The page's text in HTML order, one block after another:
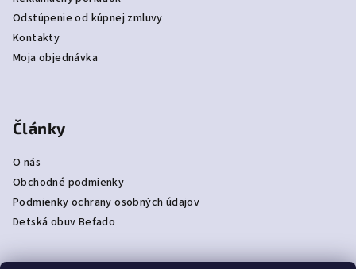
Odstúpenie od kúpnej zmluvy
Kontakty
Moja objednávka
Články
O nás
Obchodné podmienky
Podmienky ochrany osobných údajov
Detská obuv Befado